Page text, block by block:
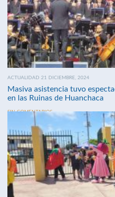
ACTUALIDAD 21 DICIEMBRE, 2024
Masiva asistencia tuvo
en las Ruinas de Huanchaca
SIN COMENTARIOS